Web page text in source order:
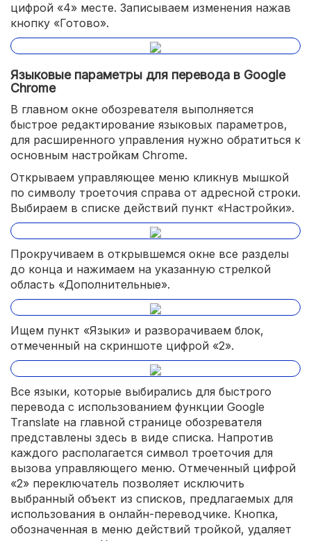
цифрой «4» месте. Записываем изменения нажав
кнопку «Готово».
Языковые параметры для перевода в Google
Chrome
В главном окне обозревателя выполняется
быстрое редактирование языковых параметров,
для расширенного управления нужно обратиться к
основным настройкам Chrome.
Открываем управляющее меню кликнув мышкой
по символу троеточия справа от адресной строки.
Выбираем в списке действий пункт «Настройки».
Прокручиваем в открывшемся окне все разделы
до конца и нажимаем на указанную стрелкой
область «Дополнительные».
Ищем пункт «Языки» и разворачиваем блок,
отмеченный на скриншоте цифрой «2».
Все языки, которые выбирались для быстрого
перевода с использованием функции Google
Translate на главной странице обозревателя
представлены здесь в виде списка. Напротив
каждого располагается символ троеточия для
вызова управляющего меню. Отмеченный цифрой
«2» переключатель позволяет исключить
выбранный объект из списков, предлагаемых для
использования в онлайн-переводчике. Кнопка,
обозначенная в меню действий тройкой, удаляет